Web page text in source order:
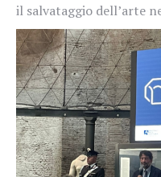
il salvataggio dell’arte